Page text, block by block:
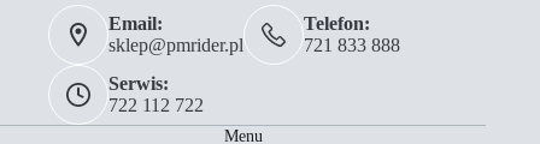
Email:
sklep@pmrider.pl
Telefon:
721 833 888
Serwis:
722 112 722
Menu